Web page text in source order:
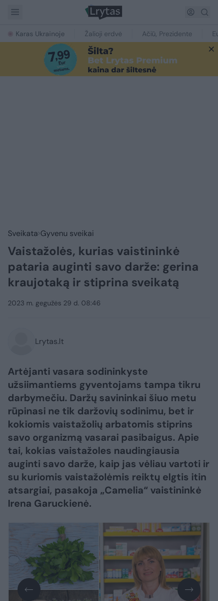
Karas Ukrainoje Žalioji erdvė Ačiū, Prezidente
Sveikata Gyvenu sveikai
Vaistažolės, kurias vaistininkė
pataria auginti savo darže: gerina
kraujotaką ir stiprina sveikatą
2023 m. gegužės 29 d. 08:46
Lrytas.lt
Artėjanti vasara sodininkyste
užsiimantiems gyventojams tampa tikru
darbymečiu. Daržų savininkai šiuo metu
rūpinasi ne tik daržovių sodinimu, bet ir
kokiomis vaistažolių arbatomis stiprins
savo organizmą vasarai pasibaigus. Apie
tai, kokias vaistažoles naudingiausia
auginti savo darže, kaip jas vėliau vartoti ir
su kuriomis vaistažolėmis reiktų elgtis itin
atsargiai, pasakoja „Camelia“ vaistininkė
Irena Garuckienė.